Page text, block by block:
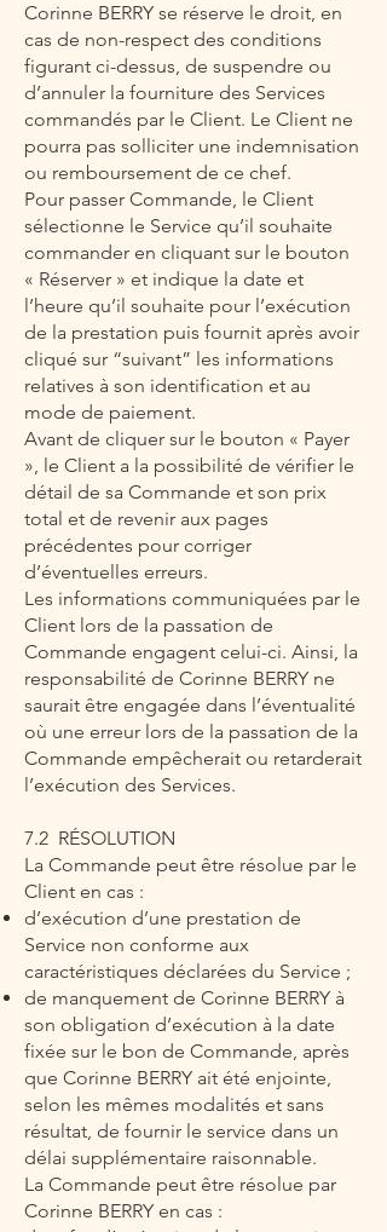
Corinne BERRY se réserve le droit, en
cas de non-respect des conditions
figurant ci-dessus, de suspendre ou
d’annuler la fourniture des Services
commandés par le Client. Le Client ne
pourra pas solliciter une indemnisation
ou remboursement de ce chef.
Pour passer Commande, le Client
sélectionne le Service qu’il souhaite
commander en cliquant sur le bouton
« Réserver » et indique la date et
l’heure qu’il souhaite pour l’exécution
de la prestation puis fournit après avoir
cliqué sur “suivant” les informations
relatives à son identification et au
mode de paiement.
Avant de cliquer sur le bouton « Payer
», le Client a la possibilité de vérifier le
détail de sa Commande et son prix
total et de revenir aux pages
précédentes pour corriger
d’éventuelles erreurs.
Les informations communiquées par le
Client lors de la passation de
Commande engagent celui-ci. Ainsi, la
responsabilité de Corinne BERRY ne
saurait être engagée dans l’éventualité
où une erreur lors de la passation de la
Commande empêcherait ou retarderait
l’exécution des Services.
7.2 RÉSOLUTION
La Commande peut être résolue par le
Client en cas :
d’exécution d’une prestation de
Service non conforme aux
caractéristiques déclarées du Service ;
de manquement de Corinne BERRY à
son obligation d’exécution à la date
fixée sur le bon de Commande, après
que Corinne BERRY ait été enjointe,
selon les mêmes modalités et sans
résultat, de fournir le service dans un
délai supplémentaire raisonnable.
La Commande peut être résolue par
Corinne BERRY en cas :